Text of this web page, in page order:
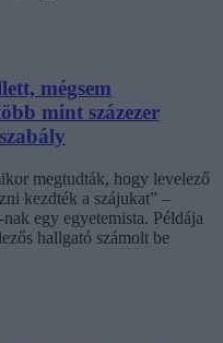
mégsem
mint százezer
megtudták, hogy levelező
kezdték a szájukat” –
egy egyetemista. Példája
hallgató számolt be